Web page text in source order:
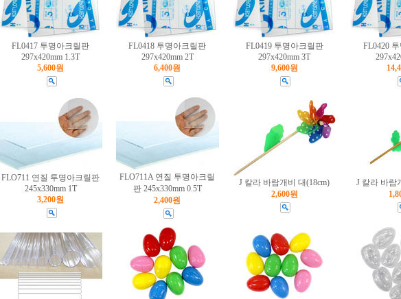
FL0417 투명아크릴판
297x420mm 1.3T
5,600원
FL0418 투명아크릴판
297x420mm 2T
6,400원
FL0419 투명아크릴판
297x420mm 3T
9,600원
FL0420
FLO711 연질 투명아크릴판
245x330mm 1T
3,200원
FLO711A 연질 투명아크릴
판 245x330mm 0.5T
2,400원
J 칼라 바람개비 대(18cm)
2,600원
J 칼라 바람